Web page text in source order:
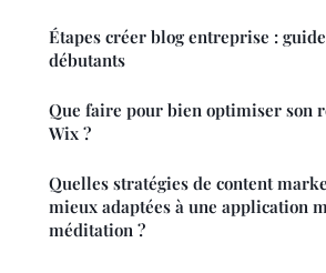
Étapes créer blog entreprise :
débutants
Que faire pour bien optimiser son
Wix ?
Quelles stratégies de content
mieux adaptées à une application
méditation ?